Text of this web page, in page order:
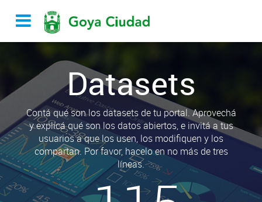
Datasets
Contá qué son los datasets de tu portal. Aprovechá
y explicá qué son los datos abiertos, e invitá a tus
usuarios a que los usen, los modifiquen y los
compartan. Por favor, hacelo en no más de tres
líneas.